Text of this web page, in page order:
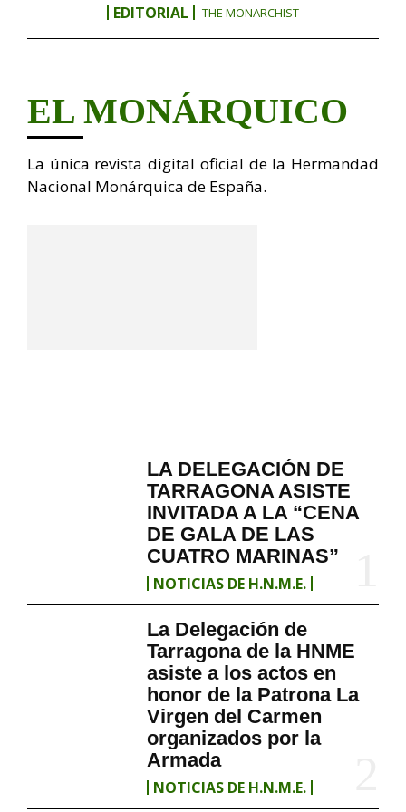
EDITORIAL THE MONARCHIST
EL MONÁRQUICO
La única revista digital oficial de la Hermandad
Nacional Monárquica de España.
LA DELEGACIÓN DE
TARRAGONA ASISTE
INVITADA A LA “CENA
DE GALA DE LAS
CUATRO MARINAS”
NOTICIAS DE H.N.M.E.
La Delegación de
Tarragona de la HNME
asiste a los actos en
honor de la Patrona La
Virgen del Carmen
organizados por la
Armada
NOTICIAS DE H.N.M.E.